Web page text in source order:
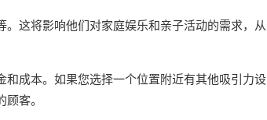
这将影响他们对家庭娱乐和亲子活动的需求，从
成本。如果您选择一个位置附近有其他吸引力设
客。